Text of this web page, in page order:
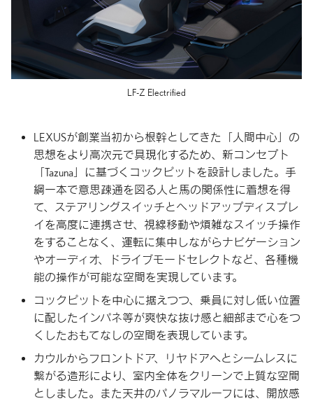
LF-Z Electrified
LEXUSが創業当初から根幹としてきた「人間中心」の
思想をより高次元で具現化するため、新コンセプト
「Tazuna」に基づくコックピットを設計しました。手
綱一本で意思疎通を図る人と馬の関係性に着想を得
て、ステアリングスイッチとヘッドアップディスプレ
イを高度に連携させ、視線移動や煩雑なスイッチ操作
をすることなく、運転に集中しながらナビゲーション
やオーディオ、ドライブモードセレクトなど、各種機
能の操作が可能な空間を実現しています。
コックピットを中心に据えつつ、乗員に対し低い位置
に配したインパネ等が爽快な抜け感と細部まで心をつ
くしたおもてなしの空間を表現しています。
カウルからフロントドア、リヤドアへとシームレスに
繋がる造形により、室内全体をクリーンで上質な空間
としました。また天井のパノラマルーフには、開放感